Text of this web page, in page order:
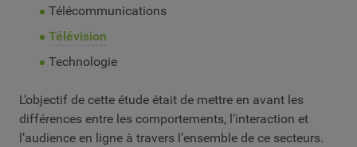
Télécommunications
Télévision
Technologie
L’objectif de cette étude était de mettre en avant les
différences entre les comportements, l’interaction et
l’audience en ligne à travers l’ensemble de ce secteurs.